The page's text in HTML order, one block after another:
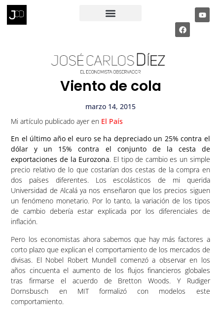
Viento de cola
marzo 14, 2015
Mi artículo publicado ayer en El País
En el último año el euro se ha depreciado un 25% contra el
dólar y un 15% contra el conjunto de la cesta de
exportaciones de la Eurozona. El tipo de cambio es un simple
precio relativo de lo que costarían dos cestas de la compra en
dos países diferentes. Los escolásticos de mi querida
Universidad de Alcalá ya nos enseñaron que los precios siguen
un fenómeno monetario. Por lo tanto, la variación de los tipos
de cambio debería estar explicada por los diferenciales de
inflación.
Pero los economistas ahora sabemos que hay más factores a
corto plazo que explican el comportamiento de los mercados de
divisas. El Nobel Robert Mundell comenzó a observar en los
años cincuenta el aumento de los flujos financieros globales
tras firmarse el acuerdo de Bretton Woods. Y Rudiger
Dornsbusch en MIT formalizó con modelos este
comportamiento.